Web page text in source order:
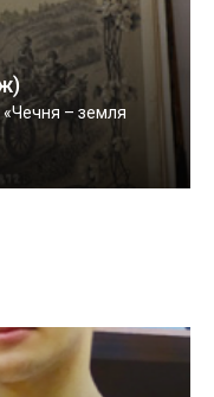
«Чечня – земля